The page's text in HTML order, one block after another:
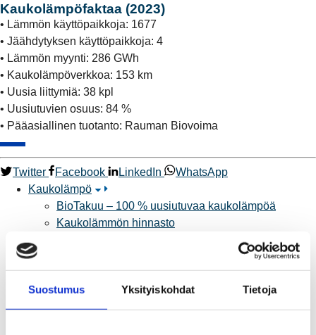
Suostumus Yksityiskohdat Tietoja
Kaukolämpöfaktaa (2023)
• Lämmön käyttöpaikkoja: 1677
• Jäähdytyksen käyttöpaikkoja: 4
• Lämmön myynti: 286 GWh
• Kaukolämpöverkkoa: 153 km
• Uusia liittymiä: 38 kpl
• Uusiutuvien osuus: 84 %
• Pääasiallinen tuotanto: Rauman Biovoima
Twitter Facebook LinkedIn
WhatsApp
Kaukolämpö
BioTakuu – 100 % uusiutuvaa kaukolämpöä
Kaukolämmön hinnasto
Kaukolämpöliittymän saatavuus ja toteutus
Kaukolämpöverkon viasta ilmoittaminen
Laskutus ja raportointi
Lungi-palvelu taloyhtiöille ja yrityksille